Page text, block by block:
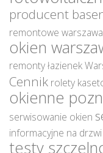
producent
remontowe warszawa
okien
remonty łazienek
Cennik rolety
okienne
serwisowanie okien
informacyjne na drzwi
testy